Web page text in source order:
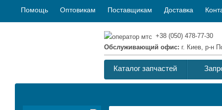
Помощь Оптовикам Поставщикам Доставка
+38 (050) 478-77-30
Обслуживающий офис: г. Киев, р-н
Каталог запчастей